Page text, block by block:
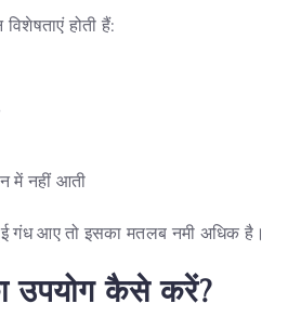
होती हैं:
में नहीं आती
गंध आए तो इसका मतलब नमी अधिक है।
उपयोग कैसे करें?